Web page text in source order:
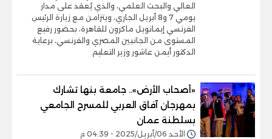
العالي والبحث العلمي، والذي يُعقد على مدار
يومي 7 و8 أبريل الجاري، ويتزامن مع زيارة الرئيس
الفرنسي إيمانويل ماكرون للقاهرة، بحضور رفيع
المستوى من الجانبين المصري والفرنسي، برعاية
الدكتور أيمن عاشور وزير التعليم
«أصحاب الأرض».. جامعة بنها تشارك
بمهرجان آفاق العربي للمسرح الجامعي
بسلطنة عمان
الأحد 06/أبريل/2025 - 04:39 م